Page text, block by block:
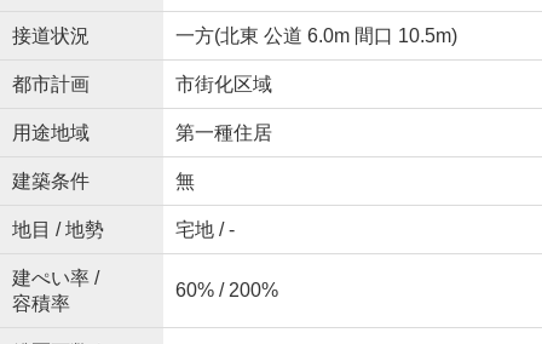
接道状況 一方(北東 公道 6.0m 間口 10.5m)
都市計画 市街化区域
用途地域 第一種住居
建築条件 無
地目 / 地勢 宅地 / -
建ぺい率 /
容積率
60% / 200%